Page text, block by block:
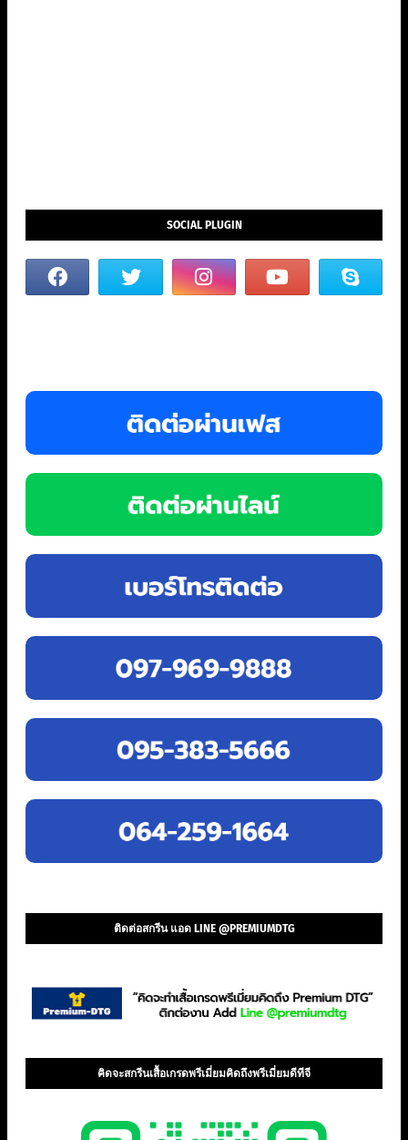
SOCIAL PLUGIN
ติดต่อสกรีน แอด LINE @PREMIUMDTG
คิดจะสกรีนเสื้อเกรดพรีเมี่ยมคิดถึงพรีเมี่ยมดีทีจี